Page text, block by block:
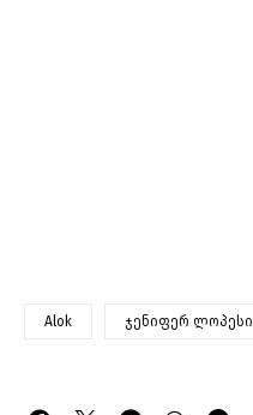
Alok ჯენიფერ ლოპესი